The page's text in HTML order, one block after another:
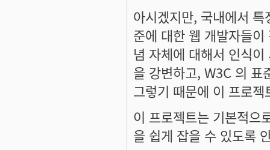
아시겠지만, 국내에서
준에 대한 웹 개발자들
념 자체에 대해서 인식
을 강변하고, W3C 의 표
그렇기 때문에 이 프로
이 프로젝트는 기본적으
을 쉽게 잡을 수 있도록